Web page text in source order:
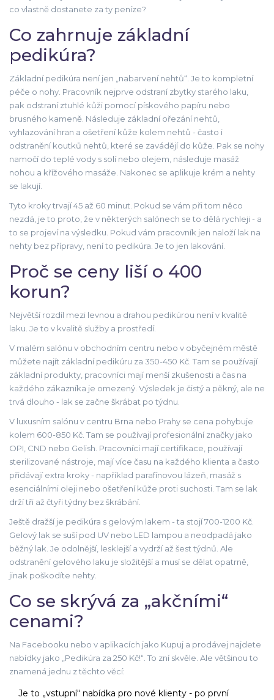
co vlastně dostanete za ty peníze?
Co zahrnuje základní
pedikúra?
Základní pedikúra není jen „nabarvení nehtů“. Je to kompletní
péče o nohy. Pracovník nejprve odstraní zbytky starého laku,
pak odstraní ztuhlé kůži pomocí pískového papíru nebo
brusného kameně. Následuje základní ořezání nehtů,
vyhlazování hran a ošetření kůže kolem nehtů - často i
odstranění koutků nehtů, které se zavádějí do kůže. Pak se nohy
namočí do teplé vody s solí nebo olejem, následuje masáž
nohou a křížového masáže. Nakonec se aplikuje krém a nehty
se lakují.
Tyto kroky trvají 45 až 60 minut. Pokud se vám při tom něco
nezdá, je to proto, že v některých salónech se to dělá rychleji - a
to se projeví na výsledku. Pokud vám pracovník jen naloží lak na
nehty bez přípravy, není to pedikúra. Je to jen lakování.
Proč se ceny liší o 400
korun?
Největší rozdíl mezi levnou a drahou pedikúrou není v kvalitě
laku. Je to v kvalitě služby a prostředí.
V malém salónu v obchodním centru nebo v obyčejném městě
můžete najít základní pedikúru za 350-450 Kč. Tam se používají
základní produkty, pracovníci mají menší zkušenosti a čas na
každého zákazníka je omezený. Výsledek je čistý a pěkný, ale ne
trvá dlouho - lak se začne škrábat po týdnu.
V luxusním salónu v centru Brna nebo Prahy se cena pohybuje
kolem 600-850 Kč. Tam se používají profesionální značky jako
OPI, CND nebo Gelish. Pracovníci mají certifikace, používají
sterilizované nástroje, mají více času na každého klienta a často
přidávají extra kroky - například parafínovou lázeň, masáž s
esenciálními oleji nebo ošetření kůže proti suchosti. Tam se lak
drží tři až čtyři týdny bez škrábání.
Ještě dražší je pedikúra s gelovým lakem - ta stojí 700-1200 Kč.
Gelový lak se suší pod UV nebo LED lampou a neodpadá jako
běžný lak. Je odolnější, lesklejší a vydrží až šest týdnů. Ale
odstranění gelového laku je složitější a musí se dělat opatrně,
jinak poškodíte nehty.
Co se skrývá za „akčními“
cenami?
Na Facebooku nebo v aplikacích jako Kupuj a prodávej najdete
nabídky jako „Pedikúra za 250 Kč!“. To zní skvěle. Ale většinou to
znamená jednu z těchto věcí:
Je to „vstupní“ nabídka pro nové klienty - po první